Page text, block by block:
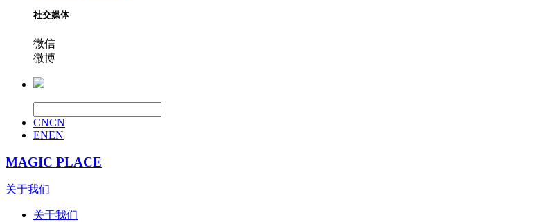
社交媒体
微信
微博
CNCN
ENEN
MAGIC PLACE
关于我们
关于我们